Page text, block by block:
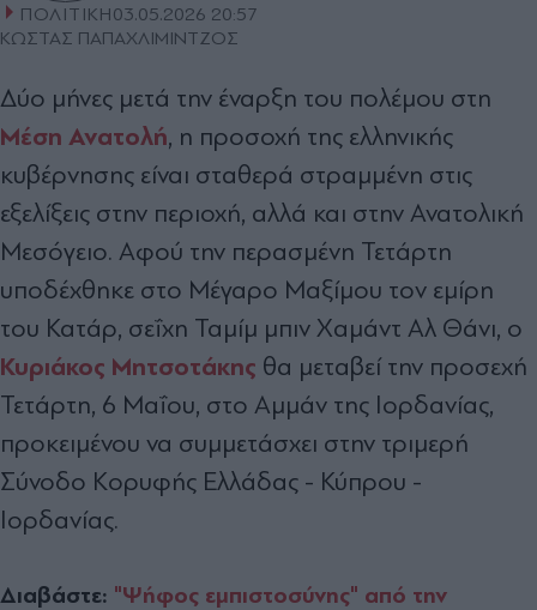
ΠΟΛΙΤΙΚΗ03.05.2026 20:57
ΚΩΣΤΑΣ ΠΑΠΑΧΛΙΜΙΝΤΖΟΣ
Δύο μήνες μετά την έναρξη του πολέμου στη
Μέση Ανατολή, η προσοχή της ελληνικής
κυβέρνησης είναι σταθερά στραμμένη στις
εξελίξεις στην περιοχή, αλλά και στην Ανατολική
Μεσόγειο. Αφού την περασμένη Τετάρτη
υποδέχθηκε στο Μέγαρο Μαξίμου τον εμίρη
του Κατάρ, σεΐχη Ταμίμ μπιν Χαμάντ Αλ Θάνι, ο
Κυριάκος Μητσοτάκης θα μεταβεί την προσεχή
Τετάρτη, 6 Μαΐου, στο Αμμάν της Ιορδανίας,
προκειμένου να συμμετάσχει στην τριμερή
Σύνοδο Κορυφής Ελλάδας - Κύπρου -
Ιορδανίας.
Διαβάστε: "Ψήφος εμπιστοσύνης" από την